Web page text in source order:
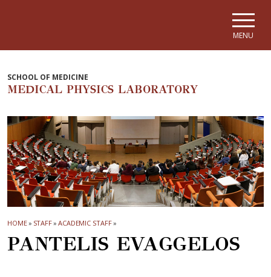
MENU
SCHOOL OF MEDICINE
MEDICAL PHYSICS LABORATORY
HOME» STAFF» ACADEMIC STAFF»
PANTELIS EVAGGELOS